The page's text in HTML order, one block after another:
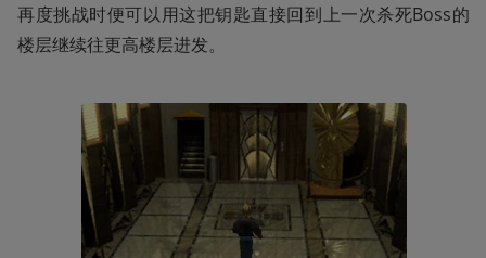
再度挑战时便可以用这把钥匙直接回到上一次杀死Boss的
楼层继续往更高楼层进发。